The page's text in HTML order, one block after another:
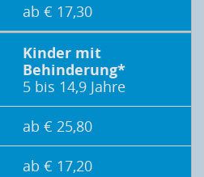
ab € 17,30
Kinder mit
Behinderung*
5 bis 14,9 Jahre
ab € 25,80
ab € 17,20